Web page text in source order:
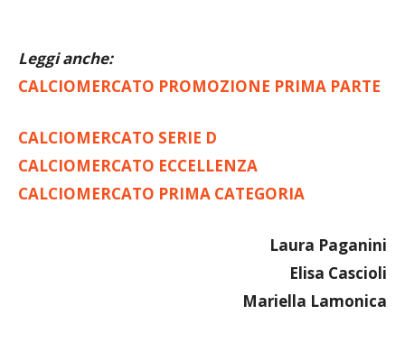
Leggi anche:
CALCIOMERCATO SERIE D
CALCIOMERCATO ECCELLENZA
Laura Paganini
Elisa Cascioli